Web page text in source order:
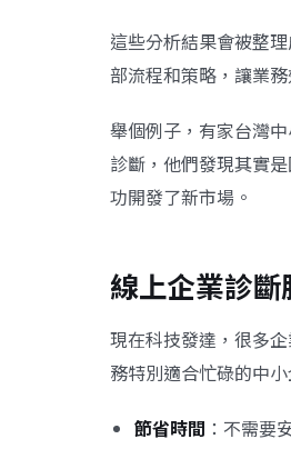
這些分析結果會被整
部流程和策略，讓業
舉個例子，有家台灣
診斷，他們發現其實
功開發了新市場。
線上企業診
現在科技發達，很多
務特別適合忙碌的中小
節省時間 ：不需要